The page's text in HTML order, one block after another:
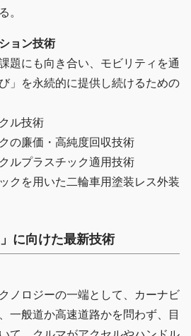
。
ョン技術
題にも向き合い、モビリティを通
」を永続的に提供し続けるための
ル技術
の廉価・高純度回収技術
ルプラスチック適用技術
クを用いた二輪車用塗装レス外装
に向けた最新技術
ノロジーの一端として、カーナビ
一般道か高速道路かを問わず、目